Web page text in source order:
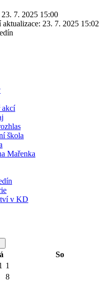
23. 7. 2025 15:00
23. 7. 2025 15:02
akcí
škola
Mařenka
v KD
So
1
8